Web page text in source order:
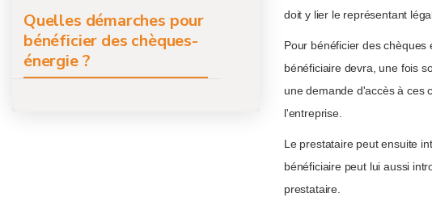
Quelles démarches pour
bénéficier des chèques-
énergie ?
doit y lier le représentant
Pour bénéficier des
bénéficiaire devra, une fois
une demande d'accès à ces
l'entreprise.
Le prestataire peut ensuite
bénéficiaire peut lui aussi
prestataire.